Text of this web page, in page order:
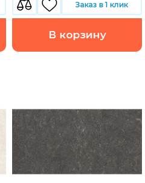
Заказ в 1 клик
В корзину